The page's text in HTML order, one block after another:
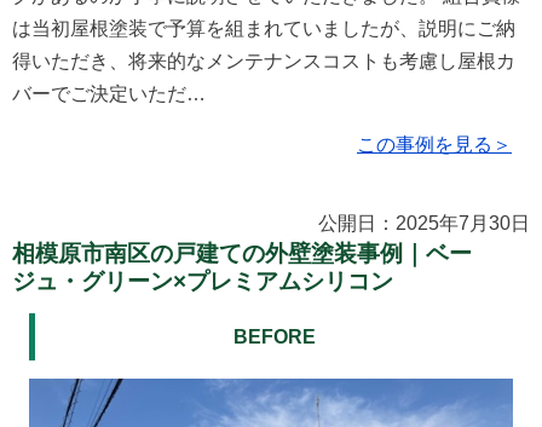
は当初屋根塗装で予算を組まれていましたが、説明にご納
得いただき、将来的なメンテナンスコストも考慮し屋根カ
バーでご決定いただ…
この事例を見る＞
公開日：2025年7月30日
相模原市南区の戸建ての外壁塗装事例｜ベー
ジュ・グリーン×プレミアムシリコン
BEFORE